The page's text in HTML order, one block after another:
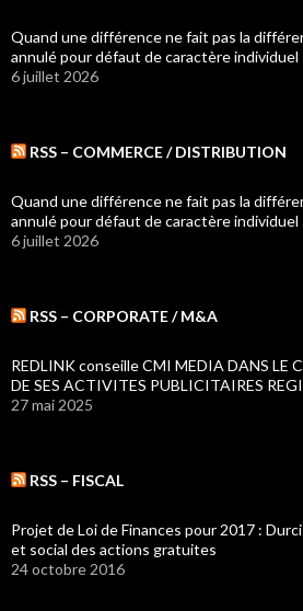
Quand une différence ne fait pas la
annulé pour défaut de caractère individuel
6 juillet 2026
RSS – COMMERCE / DISTRIBUTION
Quand une différence ne fait pas la
annulé pour défaut de caractère individuel
6 juillet 2026
RSS – CORPORATE / M&A
REDLINK conseille CMI MEDIA DANS LE
DE SES ACTIVITES PUBLICITAIRES
27 mai 2025
RSS – FISCAL
Projet de Loi de Finances pour 2017 :
et social des actions gratuites
24 octobre 2016